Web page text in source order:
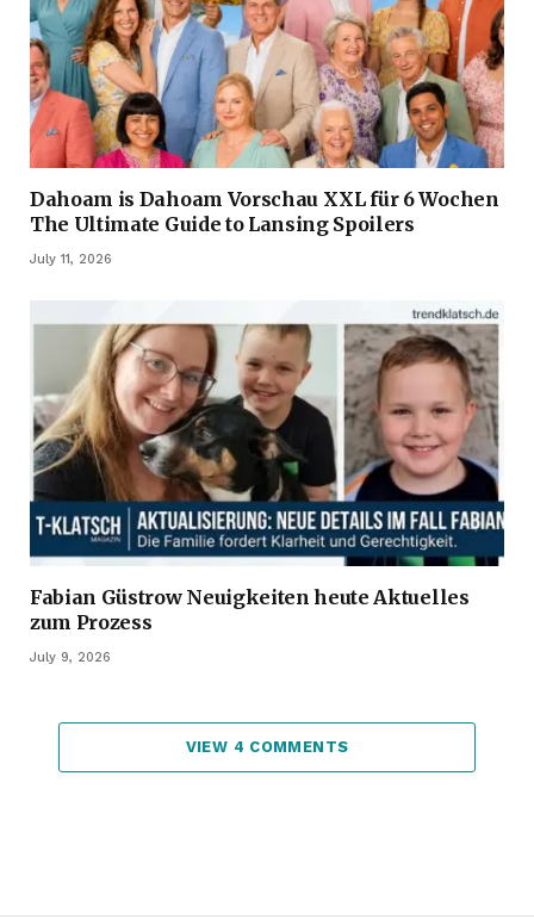
Dahoam is Dahoam Vorschau XXL für 6 Wochen
The Ultimate Guide to Lansing Spoilers
July 11, 2026
Fabian Güstrow Neuigkeiten heute Aktuelles
zum Prozess
July 9, 2026
VIEW 4 COMMENTS